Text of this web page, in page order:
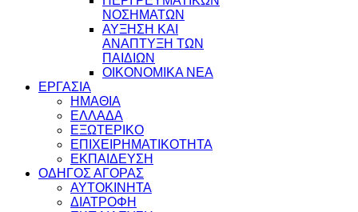
ΝΟΣΗΜΑΤΩΝ
ΑΥΞΗΣΗ ΚΑΙ
ΑΝΑΠΤΥΞΗ ΤΩΝ
ΠΑΙΔΙΩΝ
ΟΙΚΟΝΟΜΙΚΑ ΝΕΑ
ΕΡΓΑΣΙΑ
ΗΜΑΘΙΑ
ΕΛΛΑΔΑ
ΕΞΩΤΕΡΙΚΟ
ΕΠΙΧΕΙΡΗΜΑΤΙΚΟΤΗΤΑ
ΕΚΠΑΙΔΕΥΣΗ
ΟΔΗΓΟΣ ΑΓΟΡΑΣ
ΑΥΤΟΚΙΝΗΤΑ
ΔΙΑΤΡΟΦΗ